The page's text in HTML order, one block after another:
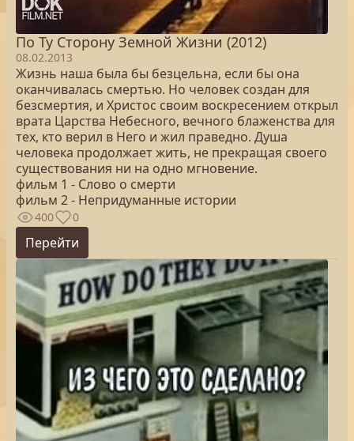
По Ту Сторону Земной Жизни (2012)
08.02.2013
Жизнь наша была бы безцельна, если бы она
оканчивалась смертью. Но человек создан для
безсмертия, и Христос своим воскресением открыл
врата Царства Небесного, вечного блаженства для
тех, кто верил в Него и жил праведно. Душа
человека продолжает жить, не прекращая своего
существования ни на одно мгновение.
фильм 1 - Слово о смерти
фильм 2 - Непридуманные истории
400 0
Перейти